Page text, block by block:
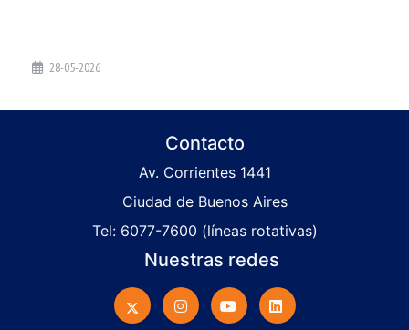
28-05-2026
Contacto
Av. Corrientes 1441
Ciudad de Buenos Aires
Tel: 6077-7600 (líneas rotativas)
Nuestras redes